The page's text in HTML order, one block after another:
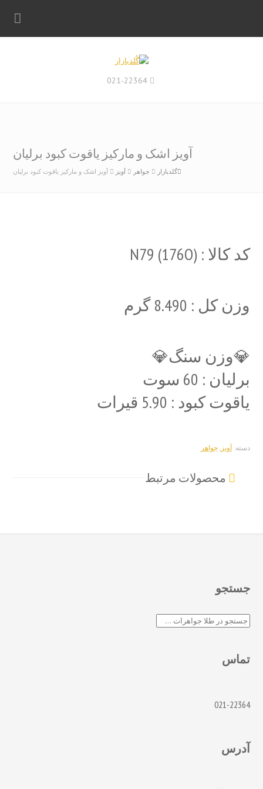
آویز اشک و مارکیز یاقوت کبود برلیان
گلدبازار جواهر آویز آویز اشک و مارکیز یاقوت کبود برلیان
کد کالا : (N79 (176O
وزن کل : 8.490 گرم
💎وزن سنگ💎
برلیان : 60 سوت
یاقوت کبود : 5.90 قیرات
دسته:آویز,جواهر
محصولات مرتبط
جستجو
جستجو
تماس
021-22364
آدرس